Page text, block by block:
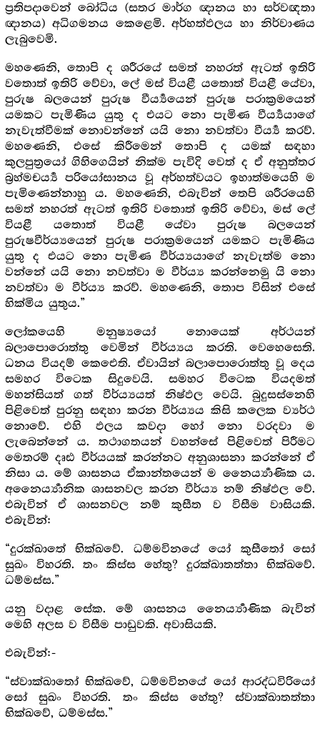
ප්‍ර‍තිපදාවෙන් බෝධිය (සතර මාර්ග ඥානය හා සර්වඥතා
ඥානය) අධිගමනය කෙළෙමි. අර්හත්ඵලය හා නිර්වාණය
ලැබුවෙමි.
මහණෙනි, තොපි ද ශරීරයේ සමත් නහරත් ඇටත් ඉතිරි
වතොත් ඉතිරි වේවා, ලේ මස් වියළී යතොත් වියළී යේවා,
පුරුෂ බලයෙන් පුරුෂ වීර්‍ය්‍යයෙන් පුරුෂ පරාක්‍ර‍මයෙන්
යමකට පැමිණිය යුතු ද එයට නො පැමිණ වීර්‍ය්‍යයාගේ
නැවැත්වීමක් නොවන්නේ යයි නො නවත්වා වීර්‍ය්‍ය කරව්.
මහණෙනි, එසේ කිරීමෙන් තොපි ද යමක් සඳහා
කුලපුත්‍රයෝ ගිහිගෙයින් නික්ම පැවිදි වෙත් ද ඒ අනුත්තර
බ්‍ර‍හ්මචර්‍ය්‍ය පරියෝසානය වූ අර්හත්වයට ඉහාත්මයෙහි ම
පැමිණෙන්නාහු ය. මහණෙනි, එබැවින් තෙපි ශරීරයෙහි
සමත් නහරත් ඇටත් ඉතිරි වතොත් ඉතිරි වේවා, මස් ලේ
වියළී යතොත් වියළී යේවා පුරුෂ බලයෙන්
පුරුෂවීර්ය්‍යයෙන් පුරුෂ පරාක්‍ර‍මයෙන් යමකට පැමිණිය
යුතු ද එයට නො පැමිණ වීර්ය්‍යයාගේ නැවැත්ම නො
වන්නේ යයි නො නවත්වා ම වීර්ය්‍ය කරන්නෙමු යි නො
නවත්වා ම වීර්ය්‍ය කරව්. මහණෙනි, තොප විසින් එසේ
හික්මිය යුතුය.”
ලෝකයෙහි මනුෂ්‍යයෝ නොයෙක් අර්ථයන්
බලාපොරොත්තු වෙමින් වීර්ය්‍යය කරති. වෙහෙසෙති.
ධනය වියදම් කෙඓති. ඒවායින් බලාපොරොත්තු වූ දෙය
සමහර විටෙක සිදුවෙයි. සමහර විටෙක වියදමත්
මහන්සියත් ගත් වීර්ය්‍යයත් නිෂ්ඵල වෙයි. බුදුසස්නෙහි
පිළිවෙත් පුරනු සඳහා කරන වීර්ය්‍යය කිසි කලෙක ව්‍යර්ථ
නොවේ. එහි ඵලය කවදා හෝ නො වරදවා ම
ලැබෙන්නේ ය. තථාගතයන් වහන්සේ පිළිවෙත් පිරීමට
මෙතරම් දෘඪ වීර්යයක් කරන්නට අනුශාසනා කරන්නේ ඒ
නිසා ය. මේ ශාසනය ඒකාන්තයෙන් ම නෛර්‍ය්‍යාණික ය.
අනෛර්‍ය්‍යානික ශාසනවල කරන වීර්ය්‍ය නම් නිෂ්ඵල වේ.
එබැවින් ඒ ශාසනවල නම් කුසීත ව විසීම වාසියකි.
එබැවින්:
“දුරක්ඛාතේ භික්ඛවේ. ධම්මවිනයේ යෝ කුසීතෝ සෝ
සුඛං විහරති. තං කිස්ස හේතු? දුරක්ඛාතත්තා භික්ඛවේ.
ධම්මස්ස.”
යනු වදාළ සේක. මේ ශාසනය නෛර්‍ය්‍යාණික බැවින්
මෙහි අලස ව විසීම පාඩුවකි. අවාසියකි.
එබැවින්:-
“ස්වාක්ඛාතෝ භික්ඛවේ, ධම්මවිනයේ යෝ ආරද්ධවිරියෝ
සෝ සුඛං විහරති. තං කිස්ස හේතු? ස්වාක්ඛාතත්තා
භික්ඛවේ, ධම්මස්ස.”